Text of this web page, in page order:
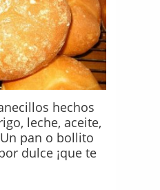
hechos
leche, aceite,
pan o bollito
dulce ¡que te